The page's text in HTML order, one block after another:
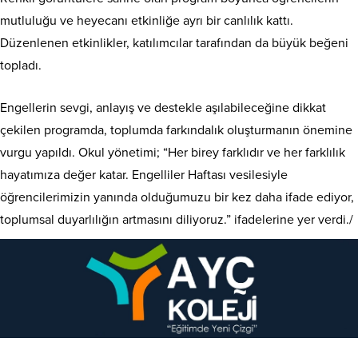
mutluluğu ve heyecanı etkinliğe ayrı bir canlılık kattı.
Düzenlenen etkinlikler, katılımcılar tarafından da büyük beğeni
topladı.
Engellerin sevgi, anlayış ve destekle aşılabileceğine dikkat
çekilen programda, toplumda farkındalık oluşturmanın önemine
vurgu yapıldı. Okul yönetimi; “Her birey farklıdır ve her farklılık
hayatımıza değer katar. Engelliler Haftası vesilesiyle
öğrencilerimizin yanında olduğumuzu bir kez daha ifade ediyor,
toplumsal duyarlılığın artmasını diliyoruz.” ifadelerine yer verdi./